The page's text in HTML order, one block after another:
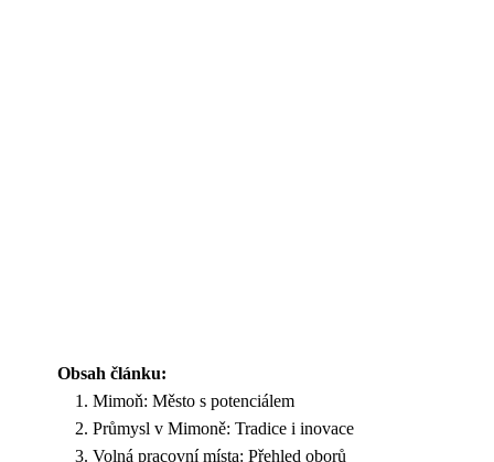
Obsah článku:
Mimoň: Město s potenciálem
Průmysl v Mimoně: Tradice i inovace
Volná pracovní místa: Přehled oborů